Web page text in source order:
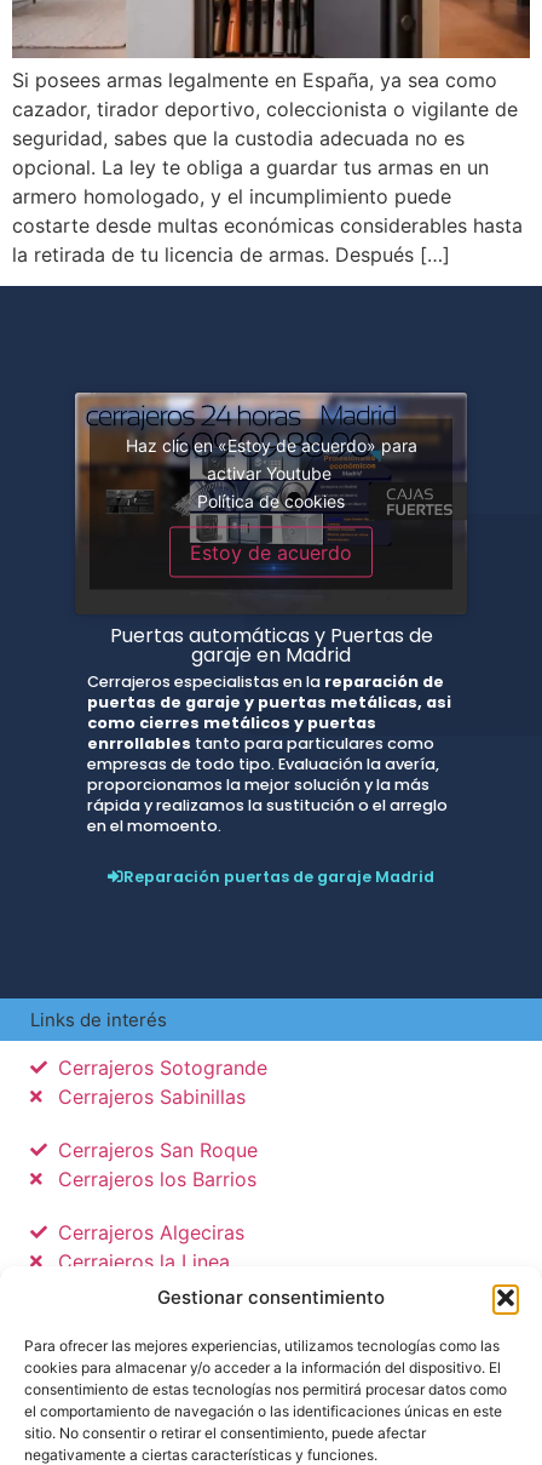
Gestionar consentimiento
Para ofrecer las mejores experiencias, utilizamos tecnologías como las
cookies para almacenar y/o acceder a la información del dispositivo. El
consentimiento de estas tecnologías nos permitirá procesar datos como
el comportamiento de navegación o las identificaciones únicas en este
sitio. No consentir o retirar el consentimiento, puede afectar
negativamente a ciertas características y funciones.
Si posees armas legalmente en España, ya sea como
cazador, tirador deportivo, coleccionista o vigilante de
seguridad, sabes que la custodia adecuada no es
opcional. La ley te obliga a guardar tus armas en un
armero homologado, y el incumplimiento puede
costarte desde multas económicas considerables hasta
la retirada de tu licencia de armas. Después […]
Haz clic en «Estoy de acuerdo» para
activar Youtube
Política de cookies
Estoy de acuerdo
Puertas automáticas y Puertas de
garaje en Madrid
Cerrajeros especialistas en la reparación de
puertas de garaje y puertas metálicas, asi
como cierres metálicos y puertas
enrrollables tanto para particulares como
empresas de todo tipo. Evaluación la avería,
proporcionamos la mejor solución y la más
rápida y realizamos la sustitución o el arreglo
en el momoento.
Reparación puertas de garaje Madrid
Links de interés
Cerrajeros Sotogrande
Cerrajeros Sabinillas
Cerrajeros San Roque
Cerrajeros los Barrios
Cerrajeros Algeciras
Cerrajeros la Linea
Cerrajeros Tarifa
Politica de privacidad
Politica de Cookies
Aviso legal